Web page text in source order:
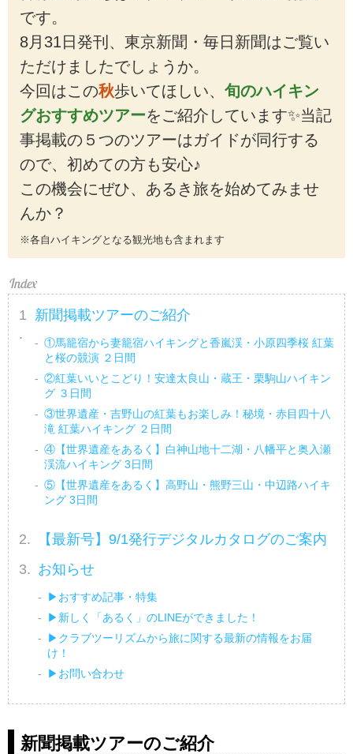
です。
8月31日発刊、東京新聞・毎日新聞はご覧い
ただけましたでしょうか。
今回はこの秋歩いてほしい、 旬のハイキン
グおすすめツアーをご紹介しています✨当記
事掲載の５つのツアーはガイドが同行する
ので、初めての方も安心♪
この機会にぜひ、あるき旅を始めてみませ
んか？
※各自ハイキングとなる観光地も含まれます
新聞掲載ツアーのご紹介
①馬籠宿から妻籠宿ハイキングと香嵐渓・小原四季桜 紅葉
と桜の競演 ２日間
②紅葉いいとこどり！安達太良山・蔵王・栗駒山ハイキン
グ ３日間
③世界遺産・吉野山の紅葉もお楽しみ！秘境・赤目四十八
滝 紅葉ハイキング ２日間
④【世界遺産をあるく】白神山地十二湖・八幡平と奥入瀬
渓流ハイキング 3日間
⑤【世界遺産をあるく】高野山・熊野三山・中辺路ハイキ
ング 3日間
【最新号】9/1発行デジタルカタログのご案内
お知らせ
▶おすすめ記事・特集
▶新しく「あるく」のLINEができました！
▶クラブツーリズムから旅に関する最新の情報をお届
け！
▶お問い合わせ
新聞掲載ツアーのご紹介